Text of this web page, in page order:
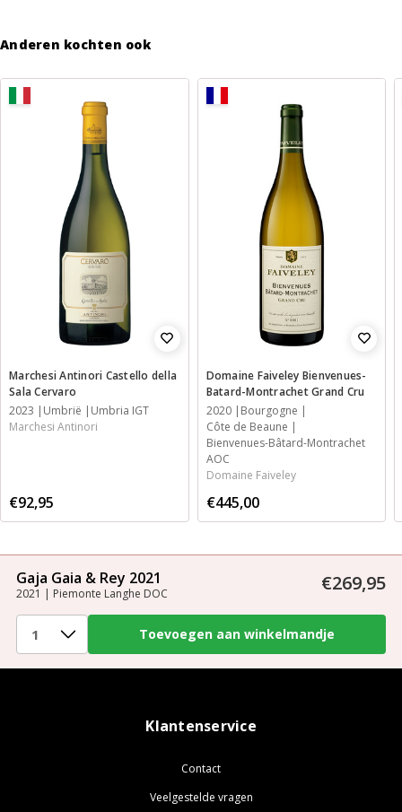
Anderen kochten ook
Marchesi Antinori Castello della
Sala Cervaro
2023
Umbrië
Umbria IGT
Marchesi Antinori
€92,95
Domaine Faiveley Bienvenues-
Batard-Montrachet Grand Cru
2020
Bourgogne
Côte de Beaune
Bienvenues-Bâtard-Montrachet
AOC
Domaine Faiveley
€445,00
Gaja Gaia & Rey 2021
2021 | Piemonte Langhe DOC €269,95
Klantenservice
Contact
Veelgestelde vragen